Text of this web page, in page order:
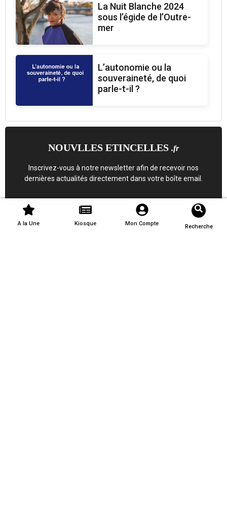
La Nuit Blanche 2024
sous l’égide de l’Outre-
mer
L’autonomie ou la
souveraineté, de quoi
parle-t-il ?
NOUVLLES ETINCELLES .fr
Inscrivez-vous à notre newsletter afin de recevoir nos
dernières actualités directement dans votre boîte email.
A la Une Kiosque Mon Compte Recherche